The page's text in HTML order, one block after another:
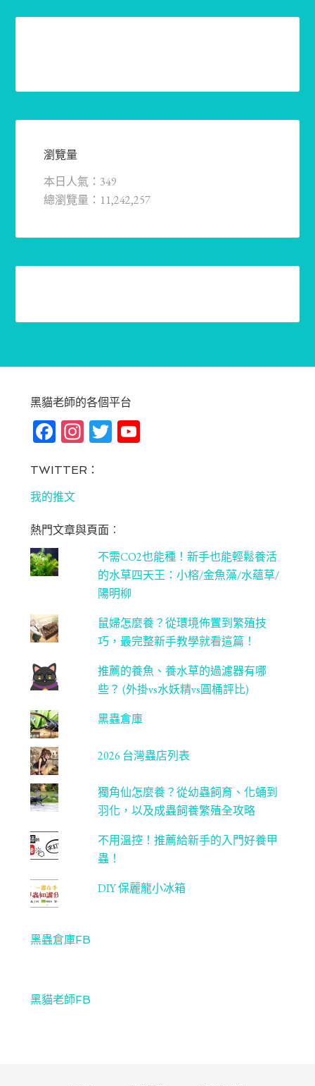
瀏覽量
本日人氣：349
總瀏覽量：11,242,257
黑貓老師的各個平台
Fa
bo
ok
In
ag
m
T Yo
C
ha
n
ne
l
TWITTER：
我的推文
熱門文章與頁面︰
不需CO2也能種！新手也能輕鬆養活
的水草四天王：小榕/金魚藻/水蘊草/
陽明柳
鼠婦怎麼養？從環境佈置到繁殖技
巧，最完整新手教學就看這篇！
推薦的養魚、養水草的過濾器有哪
些？ (外掛vs水妖精vs圓桶評比)
黑蟲倉庫
2026 台灣蟲店列表
獨角仙怎麼養？從幼蟲飼育、化蛹到
羽化，以及成蟲飼養繁殖全攻略
不用溫控！推薦給新手的入門好養甲
蟲！
DIY 保麗龍小冰箱
黑蟲倉庫FB
黑貓老師FB